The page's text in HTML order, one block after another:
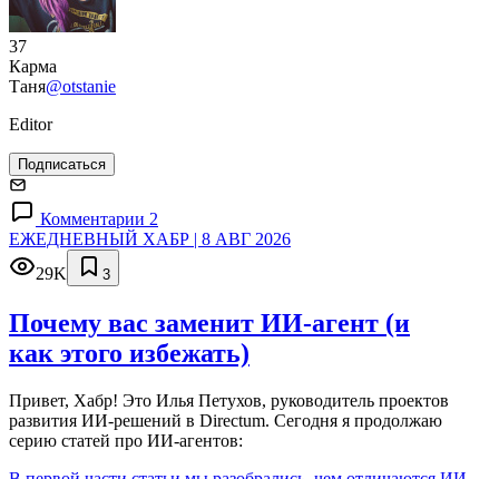
37
Карма
Таня@otstanie
Editor
Подписаться
Комментарии 2
ЕЖЕДНЕВНЫЙ ХАБР | 8 АВГ 2026
29K
3
Почему вас заменит ИИ‑агент (и
как этого избежать)
Привет, Хабр! Это Илья Петухов, руководитель проектов
развития ИИ-решений в Directum. Сегодня я продолжаю
серию статей про ИИ-агентов: